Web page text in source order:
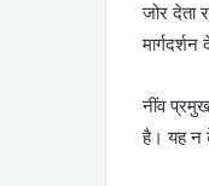
जोर देता
नींव
है। यह न